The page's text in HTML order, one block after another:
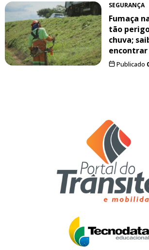
SEGURANÇA
Fumaça
tão
chuva;
Publicado